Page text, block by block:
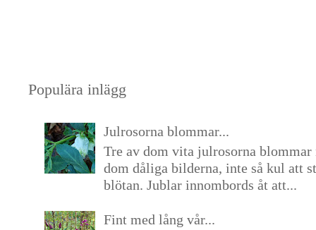
Populära inlägg
Julrosorna blommar...
Tre av dom vita julrosorna blommar
dom dåliga bilderna, inte så kul att
blötan. Jublar innombords åt att...
Fint med lång vår...